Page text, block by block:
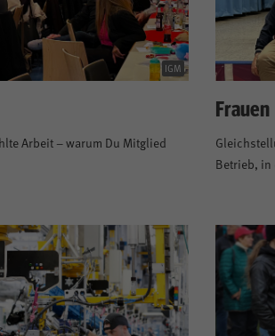
IGM
Arbeit – warum Du Mitglied
Frauen
Betrieb, in